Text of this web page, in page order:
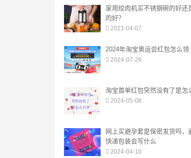
家用绞肉机买不锈钢碗的好还
的好？
2021-04-07
2024年淘宝奥运会红包怎么领
2024-07-26
淘宝首单红包突然没有了是怎
2024-05-08
网上买避孕套是保密发货吗，
快递包装会写什么
2024-04-10